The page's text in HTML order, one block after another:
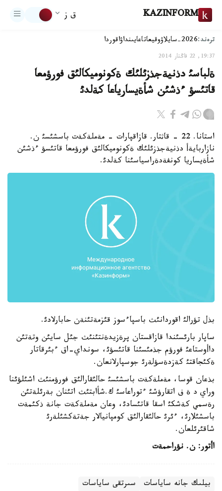
KAZINFORM ق ز
ترەند:2026-سايلاۋ وقيعاتاعايىنداۋاقوردا
19:37, 22 قاڭتار 2014
ةلباسئ دذنيةجذزئلئك ةكونوميكالئق فورؤمعا
قاتئسؤ ءذشئن شأةيسارياعا كةلدئ
استانا. 22 - قاثتار. قازاقپارات - مةملةكةت باسشئسئ ن.
نازاربايةأ دذنيةجذزئلئك ةكونوميكالئق فورؤمعا قاتئسؤ ءذشئن
شأةيساريا كونفةدةراسياسئنا كةلدئ.
بذل تؤرالئ اقوردانئث باسپاءسوز قئزمةتئنةن حابارلادئ.
ساپار بارئسئندا قازاقستان پرةزيدةنتئنئث جئل سايئن وتةتئن
داأوستاعئ فورؤم جذمئسئنا قاتئسؤئ، سونداي-اق ءبئرقاتار
ةكئجاقتئ كةزدةسؤلةرئ جوسپارلانعان.
بذعان قوسا، مةملةكةت باسشئسئ حالئقارالئق فورؤمنئث اشئلؤئنا
وراي د ة ف اتقارؤشئ ءتوراعاسئ ك.شأابتئث اتئنان بةرئلةتئن
رةسمي كةشكئ اسقا قاتئسادئ، وعان مةملةكةت جانة ذكئمةت
باسشئلارئ، ءئرئ حالئقارالئق كومپانيالار جةتةكشئلةرئ
شاقئرئلعان.
اأتور:ن. نؤراحمةت
بيلىك جانە ساياسات سىرتقى ساياسات